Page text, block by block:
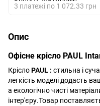
3 платежі по 1 072.33 грн
Опис
Офісне крісло PAUL
КріслоPAUL : стильна і
легкість моделі додасть
а екологічно чисті
інтер'єру.Товар